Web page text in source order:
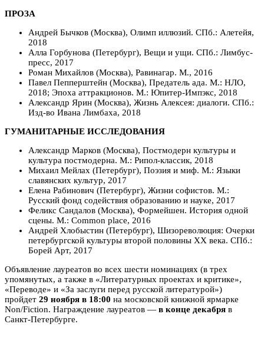
ПРОЗА
Андрей Бычков (Москва), Олимп иллюзий. СПб.: Алетейя,
2018
Алла Горбунова (Петербург), Вещи и ущи. СПб.: Лимбус-
пресс, 2017
Роман Михайлов (Москва), Равинагар. М., 2016
Павел Пепперштейн (Москва), Предатель ада. М.: НЛО,
2018; Эпоха аттракционов. М.: Юпитер-Импэкс, 2018
Александр Ярин (Москва), Жизнь Алексея: диалоги. СПб.:
Изд-во Ивана Лимбаха, 2018
ГУМАНИТАРНЫЕ ИССЛЕДОВАНИЯ
Александр Марков (Москва), Постмодерн культуры и
культура постмодерна. М.: Рипол-классик, 2018
Михаил Мейлах (Петербург), Поэзия и миф. М.: Языки
славянских культур, 2017
Елена Рабинович (Петербург), Жизни софистов. М.:
Русский фонд содействия образованию и науке, 2017
Феликс Сандалов (Москва), Формейшен. История одной
сцены. М.: Common place, 2016
Андрей Хлобыстин (Петербург), Шизореволюция: Очерки
петербургской культуры второй половины ХХ века. СПб.:
Борей Арт, 2017
Объявление лауреатов во всех шести номинациях (в трех
упомянутых, а также в «Литературных проектах и критике»,
«Переводе» и «За заслуги перед русской литературой»)
пройдет 29 ноября в 18:00 на московской книжной ярмарке
Non/Fiction. Награждение лауреатов — в конце декабря в
Санкт-Петербурге.